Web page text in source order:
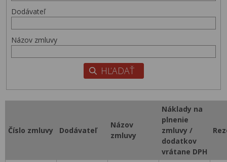
Dodávateľ
Názov zmluvy
Číslo zmluvy Dodávateľ
Názov
zmluvy
Náklady na
plnenie
zmluvy /
dodatkov
vrátane DPH